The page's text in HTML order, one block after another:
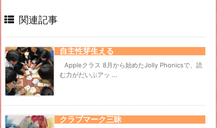
関連記事
自主性芽生える
Appleクラス 8月から始めたJolly Phonicsで、読
む力がだいぶアッ ...
クラブマーク三昧